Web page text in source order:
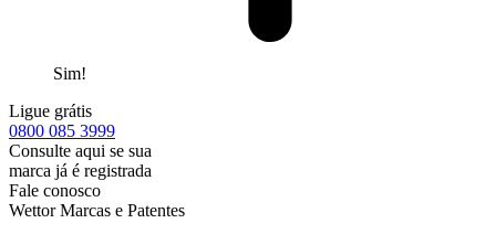
Sim!
Ligue grátis
0800 085 3999
Consulte aqui se sua
marca já é registrada
Fale conosco
Wettor Marcas e Patentes